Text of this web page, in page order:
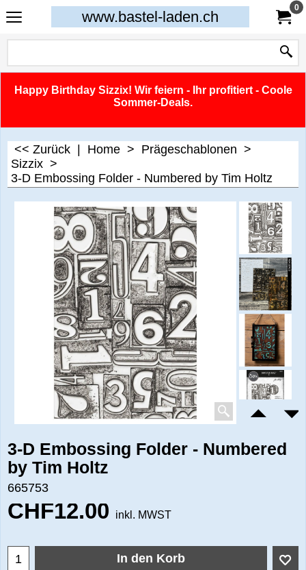
www.bastel-laden.ch
0
Happy Birthday Sizzix! Wir feiern - Ihr profitiert - Coole
Sommer-Deals.
<< Zurück Home > Prägeschablonen >
Sizzix >
3-D Embossing Folder - Numbered by Tim Holtz
3-D Embossing Folder - Numbered
by Tim Holtz
665753
CHF12.00 inkl. MWST
In den Korb